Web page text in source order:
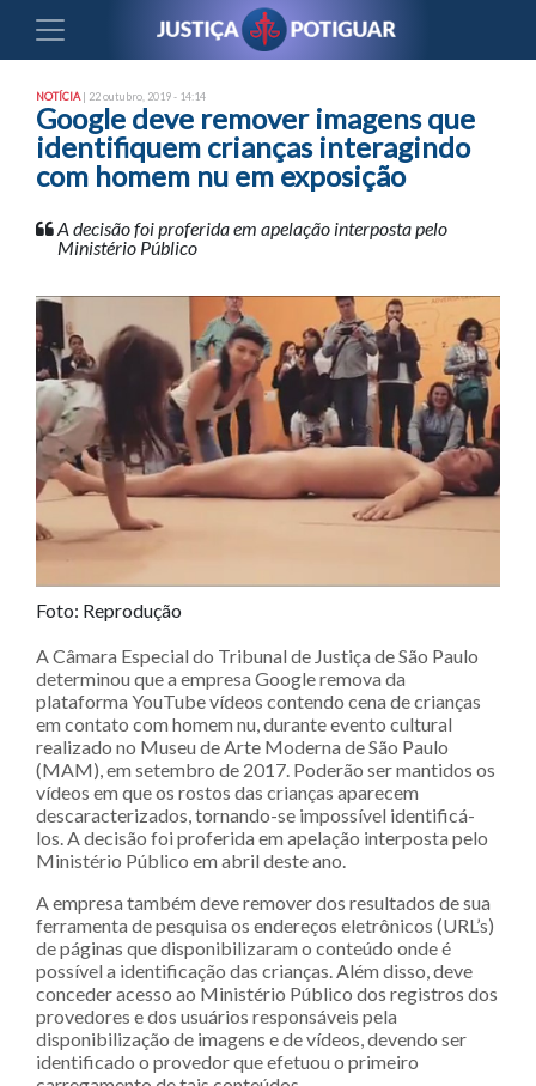
NOTÍCIA | 22 outubro, 2019 - 14:14
Google deve remover imagens que
identifiquem crianças interagindo
com homem nu em exposição
A decisão foi proferida em apelação interposta pelo
Ministério Público
Foto: Reprodução
A Câmara Especial do Tribunal de Justiça de São Paulo
determinou que a empresa Google remova da
plataforma YouTube vídeos contendo cena de crianças
em contato com homem nu, durante evento cultural
realizado no Museu de Arte Moderna de São Paulo
(MAM), em setembro de 2017. Poderão ser mantidos os
vídeos em que os rostos das crianças aparecem
descaracterizados, tornando-se impossível identificá-
los. A decisão foi proferida em apelação interposta pelo
Ministério Público em abril deste ano.
A empresa também deve remover dos resultados de sua
ferramenta de pesquisa os endereços eletrônicos (URL’s)
de páginas que disponibilizaram o conteúdo onde é
possível a identificação das crianças. Além disso, deve
conceder acesso ao Ministério Público dos registros dos
provedores e dos usuários responsáveis pela
disponibilização de imagens e de vídeos, devendo ser
identificado o provedor que efetuou o primeiro